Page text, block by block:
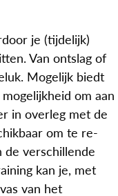
je (tijdelijk)
Van ontslag of
Mogelijk biedt
om aan
in overleg met de
om te re-
verschillende
kan je, met
van het